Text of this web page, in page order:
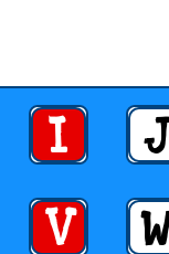
I J
V